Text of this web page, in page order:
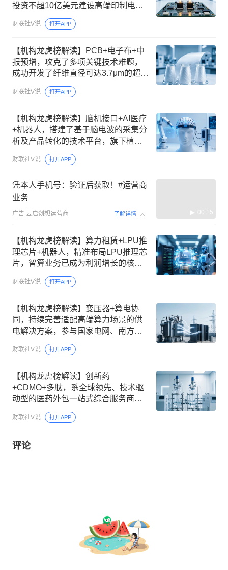
投资不超10亿美元建设高端印制电路
板项目，聚焦AI服务器等新兴场景需
求，2到3年内分批释放产能，机构大
财联社V说 打开APP
【机构龙虎榜解读】PCB+电子布+中
报预增，攻克了多项关键技术难题，
成功开发了纤维直径可达3.7μm的超细
纱等优势产品，解决了高端PCB源头
关键材料长期依赖进口的问题，机构
财联社V说 打开APP
【机构龙虎榜解读】脑机接口+AI医疗
+机器人，搭建了基于脑电波的采集分
析及产品转化的技术平台，旗下植入
式闭环神经刺激器系统，系脑机接口
技术应用之一，机构大额净买入这家
财联社V说 打开APP
凭本人手机号：验证后获取！#运营商
业务
广告 云启创想运营商 了解详情 00:15
【机构龙虎榜解读】算力租赁+LPU推
理芯片+机器人，精准布局LPU推理芯
片，智算业务已成为利润增长的核心
来源，成为智元首批“A链”供应商，在
机器人“大小脑”控制器领域已有客户订
财联社V说 打开APP
【机构龙虎榜解读】变压器+算电协
同，持续完善适配高端算力场景的供
电解决方案，参与国家电网、南方电
网等重大工程，与维斯塔斯、通用电
气等海外头部企业合作，机构大额净
财联社V说 打开APP
【机构龙虎榜解读】创新药
+CDMO+多肽，系全球领先、技术驱
动型的医药外包一站式综合服务商，
多肽固相反应合成总产能预计2026年
底将增至69000L，机构大额净买入这
财联社V说 打开APP
评论